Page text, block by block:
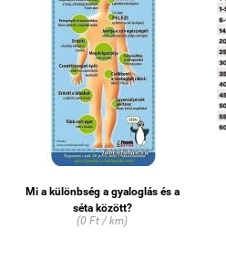
Mi a különbség a gyaloglás és a
séta között?
(0 Ft / km)